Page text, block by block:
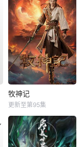
牧神记
更新至第95集